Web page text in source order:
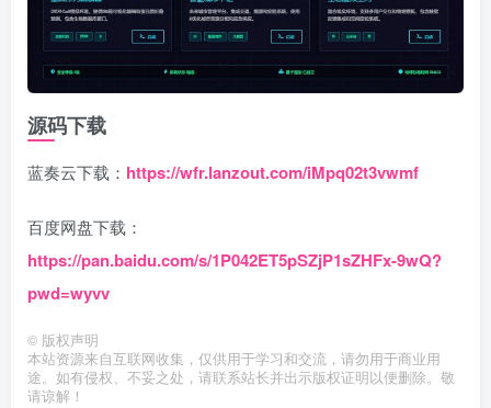
源码下载
蓝奏云下载： https://wfr.lanzout.com/iMpq02t3vwmf
百度网盘下载：
https://pan.baidu.com/s/1P042ET5pSZjP1sZHFx-9wQ?
pwd=wyvv
© 版权声明
本站资源来自互联网收集，仅供用于学习和交流，请勿用于商业用
途。如有侵权、不妥之处，请联系站长并出示版权证明以便删除。敬
请谅解！